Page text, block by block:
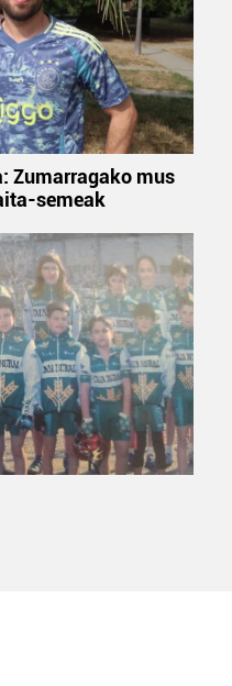
moduari
ezarri zure lehentasunak
alda edo ken dezakezu
eta hirugarrenen cookie-
eta
teknologiaz
gero, teknologia hori
diguzu.Gehiago
Zumarragako mus
semeak